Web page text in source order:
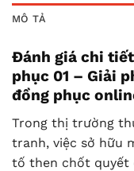
MÔ TẢ
Đánh giá chi
phục 01 – Giải
đồng phục
Trong thị trường
tranh, việc sở hữu
tố then chốt quyết